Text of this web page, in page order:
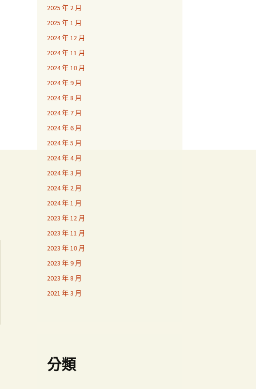
2025 年 2 月
2025 年 1 月
2024 年 12 月
2024 年 11 月
2024 年 10 月
2024 年 9 月
2024 年 8 月
2024 年 7 月
2024 年 6 月
2024 年 5 月
2024 年 4 月
2024 年 3 月
2024 年 2 月
2024 年 1 月
2023 年 12 月
2023 年 11 月
2023 年 10 月
2023 年 9 月
2023 年 8 月
2021 年 3 月
分類